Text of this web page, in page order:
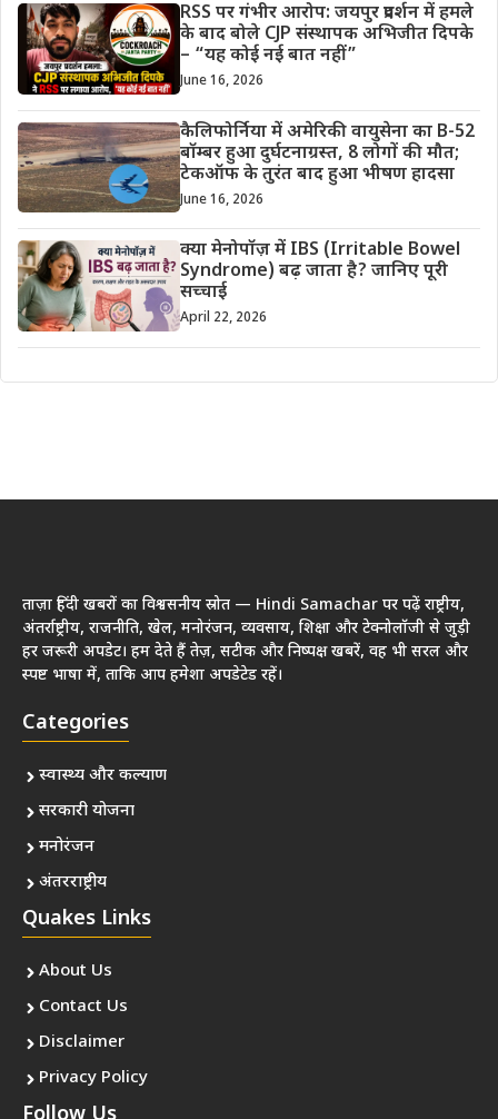
RSS पर गंभीर आरोप: जयपुर प्रदर्शन में हमले
के बाद बोले CJP संस्थापक अभिजीत दिपके
– “यह कोई नई बात नहीं”
June 16, 2026
कैलिफोर्निया में अमेरिकी वायुसेना का B-52
बॉम्बर हुआ दुर्घटनाग्रस्त, 8 लोगों की मौत;
टेकऑफ के तुरंत बाद हुआ भीषण हादसा
June 16, 2026
क्या मेनोपॉज़ में IBS (Irritable Bowel
Syndrome) बढ़ जाता है? जानिए पूरी
सच्चाई
April 22, 2026
ताज़ा हिंदी खबरों का विश्वसनीय स्रोत — Hindi Samachar पर पढ़ें राष्ट्रीय,
अंतर्राष्ट्रीय, राजनीति, खेल, मनोरंजन, व्यवसाय, शिक्षा और टेक्नोलॉजी से जुड़ी
हर जरूरी अपडेट। हम देते हैं तेज़, सटीक और निष्पक्ष खबरें, वह भी सरल और
स्पष्ट भाषा में, ताकि आप हमेशा अपडेटेड रहें।
Categories
स्वास्थ्य और कल्याण
सरकारी योजना
मनोरंजन
अंतरराष्ट्रीय
Quakes Links
About Us
Contact Us
Disclaimer
Privacy Policy